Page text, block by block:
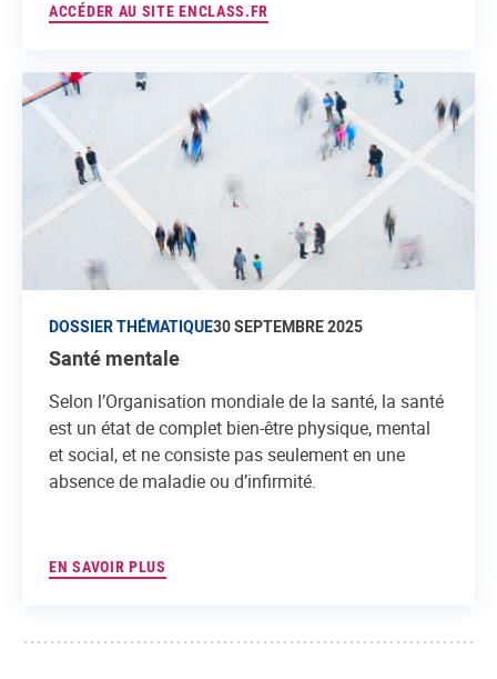
ACCÉDER AU SITE ENCLASS.FR
DOSSIER THÉMATIQUE30 SEPTEMBRE 2025
Santé mentale
Selon l’Organisation mondiale de la santé, la santé
est un état de complet bien-être physique, mental
et social, et ne consiste pas seulement en une
absence de maladie ou d’infirmité.
EN SAVOIR PLUS